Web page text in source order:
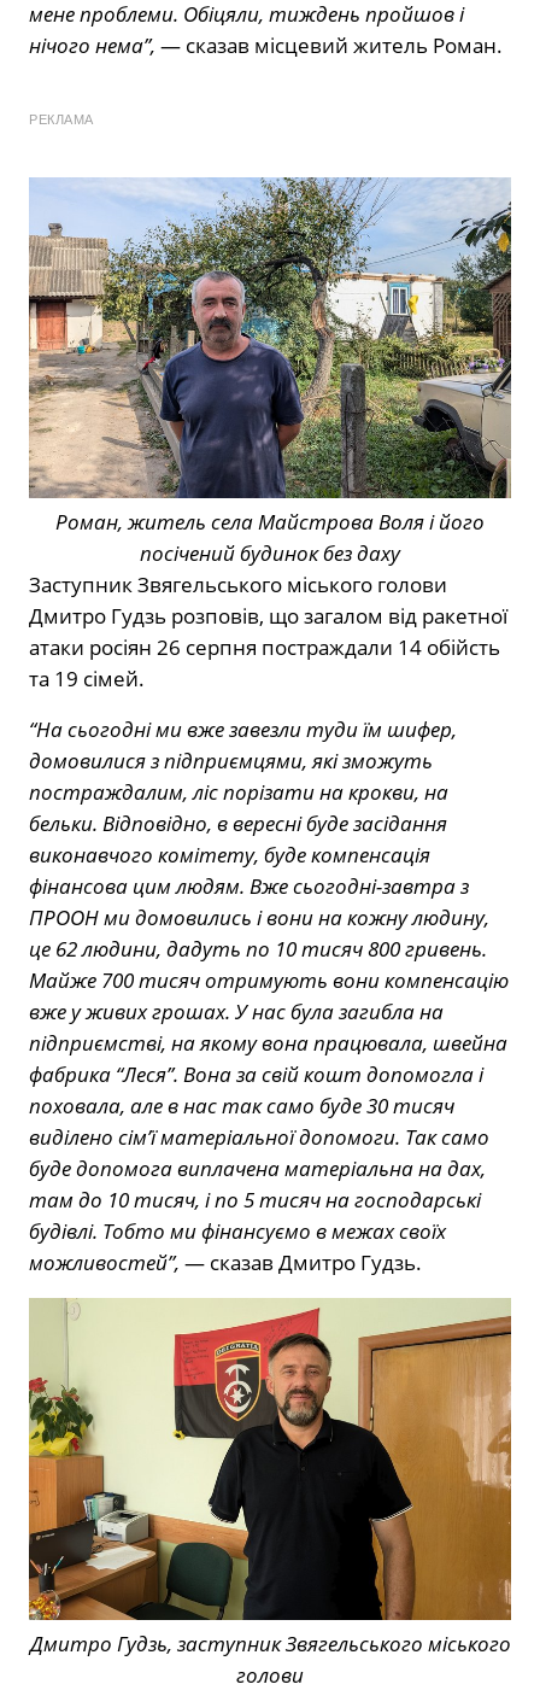
мене проблеми. Обіцяли, тиждень пройшов і
нічого нема”, — сказав місцевий житель Роман.
РЕКЛАМА
Роман, житель села Майстрова Воля і його
посічений будинок без даху
Заступник Звягельського міського голови
Дмитро Гудзь розповів, що загалом від ракетної
атаки росіян 26 серпня постраждали 14 обійсть
та 19 сімей.
“На сьогодні ми вже завезли туди їм шифер,
домовилися з підприємцями, які зможуть
постраждалим, ліс порізати на крокви, на
бельки. Відповідно, в вересні буде засідання
виконавчого комітету, буде компенсація
фінансова цим людям. Вже сьогодні-завтра з
ПРООН ми домовились і вони на кожну людину,
це 62 людини, дадуть по 10 тисяч 800 гривень.
Майже 700 тисяч отримують вони компенсацію
вже у живих грошах. У нас була загибла на
підприємстві, на якому вона працювала, швейна
фабрика “Леся”. Вона за свій кошт допомогла і
поховала, але в нас так само буде 30 тисяч
виділено сім’ї матеріальної допомоги. Так само
буде допомога виплачена матеріальна на дах,
там до 10 тисяч, і по 5 тисяч на господарські
будівлі. Тобто ми фінансуємо в межах своїх
можливостей”, — сказав Дмитро Гудзь.
Дмитро Гудзь, заступник Звягельського міського
голови